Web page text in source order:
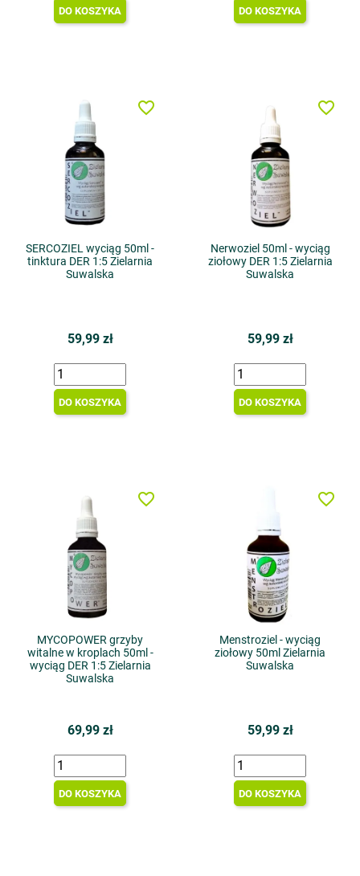
DO KOSZYKA DO KOSZYKA
SERCOZIEL wyciąg 50ml -
tinktura DER 1:5 Zielarnia
Suwalska
59,99 zł
DO KOSZYKA
favorite_border
Nerwoziel 50ml - wyciąg
ziołowy DER 1:5 Zielarnia
Suwalska
59,99 zł
DO KOSZYKA
favorite_border
MYCOPOWER grzyby
witalne w kroplach 50ml -
wyciąg DER 1:5 Zielarnia
Suwalska
69,99 zł
DO KOSZYKA
favorite_border
Menstroziel - wyciąg
ziołowy 50ml Zielarnia
Suwalska
59,99 zł
DO KOSZYKA
favorite_border